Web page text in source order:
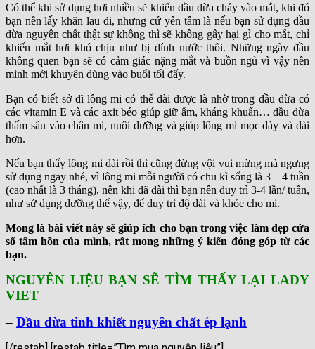
Có thể khi sử dụng hơi nhiều sẽ khiến dầu dừa chảy vào mắt, khi đó
bạn nên lấy khăn lau đi, nhưng cứ yên tâm là nếu bạn sử dụng dầu
dừa nguyên chất thật sự không thì sẽ không gây hại gì cho mắt, chỉ
khiến mắt hơi khó chịu như bị dính nước thôi. Những ngày đầu
không quen bạn sẽ có cảm giác nặng mắt và buồn ngủ vì vậy nên
mình mới khuyên dùng vào buổi tối đấy.
Bạn có biết sở dĩ lông mi có thể dài được là nhờ trong dầu dừa có
các vitamin E và các axit béo giúp giữ ẩm, kháng khuẩn… dầu dừa
thấm sâu vào chân mi, nuôi dưỡng và giúp lông mi mọc dày và dài
hơn.
Nếu bạn thấy lông mi dài rồi thì cũng đừng vội vui mừng mà ngưng
sử dụng ngay nhé, vì lông mi mỗi người có chu kì sống là 3 – 4 tuần
(cao nhất là 3 tháng), nên khi đã dài thì bạn nên duy trì 3-4 lần/ tuần,
như sử dụng dưỡng thể vậy, để duy trì độ dài và khỏe cho mi.
Mong là bài viết này sẽ giúp ích cho bạn trong việc làm đẹp cửa
sổ tâm hồn của mình, rất mong những ý kiến đóng góp từ các
bạn.
NGUYÊN LIỆU BẠN SẼ TÌM THẤY LẠI LADY
VIET
– Dầu dừa tinh khiết nguyên chất ép lạnh